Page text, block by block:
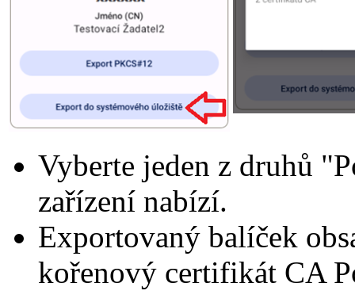
Vyberte jeden z druhů
zařízení nabízí.
Exportovaný balíček
kořenový certifikát CA